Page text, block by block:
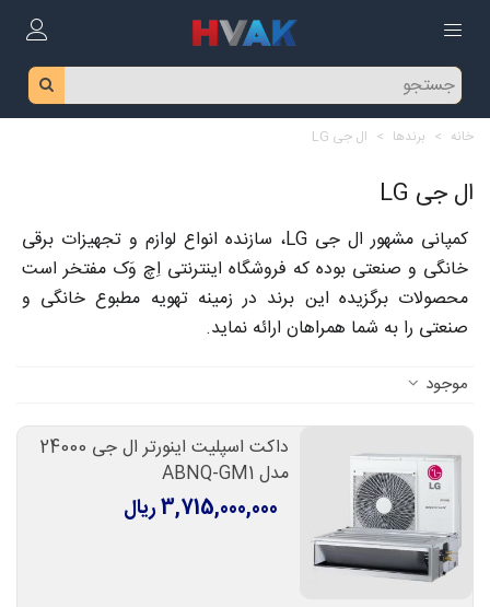
خانه > برندها > ال جی LG
ال جی LG
کمپانی مشهور ال جی LG، سازنده انواع لوازم و تجهیزات برقی
خانگی و صنعتی بوده که فروشگاه اینترنتی اِچ وَک مفتخر است
محصولات برگزیده این برند در زمینه تهویه مطبوع خانگی و
صنعتی را به شما همراهان ارائه نماید.
موجود
داکت اسپلیت اینورتر ال جی 24000
مدل ABNQ-GM1
3,715,000,000 ریال